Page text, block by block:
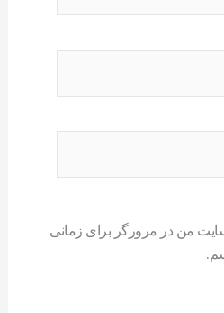
من در مرورگر برای زمانی